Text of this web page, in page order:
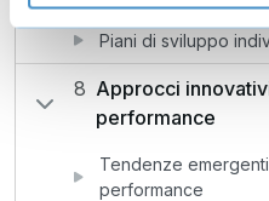
Piani di sviluppo
8 Approcci
performance
Tendenze
performance